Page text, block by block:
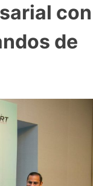
con
de